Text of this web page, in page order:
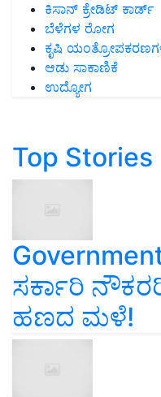
ಕಿಸಾನ್ ಕ್ರೇಡಿಟ್ ಕಾರ್ಡ್
ಬೆಳೆಗಳ ರೋಗ
ಕೃಷಿ
ಆಡು ಸಾಕಾಣಿಕೆ
ಉದ್ಯೋಗ
Top Stories
ಸರ್ಕಾರಿ
ಹಣದ ಮಳೆ!